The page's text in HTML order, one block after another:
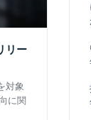
リー
対象
に関